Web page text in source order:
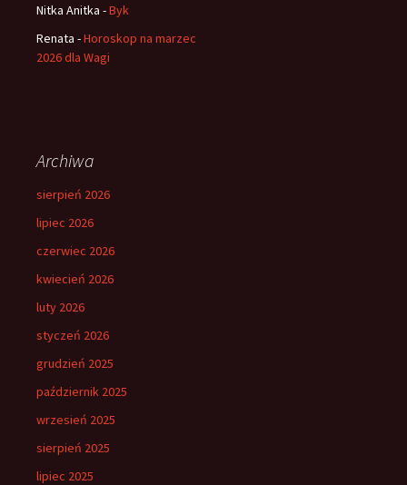
Nitka Anitka -Byk
Renata -Horoskop na marzec
2026 dla Wagi
Archiwa
sierpień 2026
lipiec 2026
czerwiec 2026
kwiecień 2026
luty 2026
styczeń 2026
grudzień 2025
październik 2025
wrzesień 2025
sierpień 2025
lipiec 2025